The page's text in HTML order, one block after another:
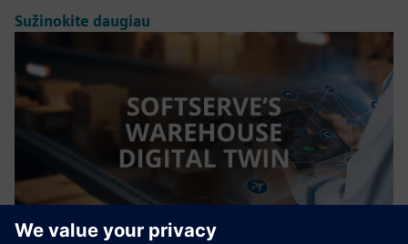
Sužinokite daugiau